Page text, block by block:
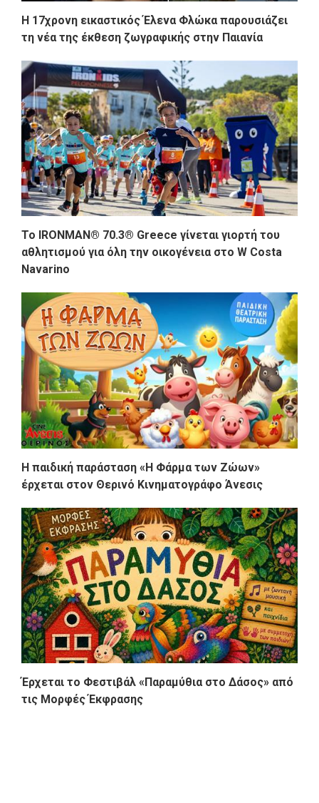
Η 17χρονη εικαστικός Έλενα Φλώκα παρουσιάζει
τη νέα της έκθεση ζωγραφικής στην Παιανία
Το IRONMAN® 70.3® Greece γίνεται γιορτή του
αθλητισμού για όλη την οικογένεια στο W Costa
Navarino
Η παιδική παράσταση «Η Φάρμα των Ζώων»
έρχεται στον Θερινό Κινηματογράφο Άνεσις
Έρχεται το Φεστιβάλ «Παραμύθια στο Δάσος» από
τις Μορφές Έκφρασης